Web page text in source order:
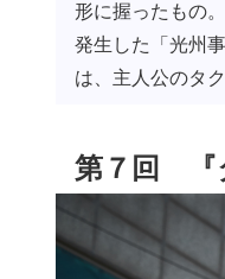
形に握ったもの
発生した「光州
は、主人公のタ
第７回